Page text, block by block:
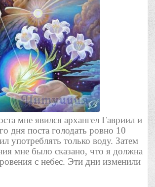
мне явился архангел Гавриил и
дня поста голодать ровно 10
употреблять только воду. Затем
мне было сказано, что я должна
с небес. Эти дни изменили